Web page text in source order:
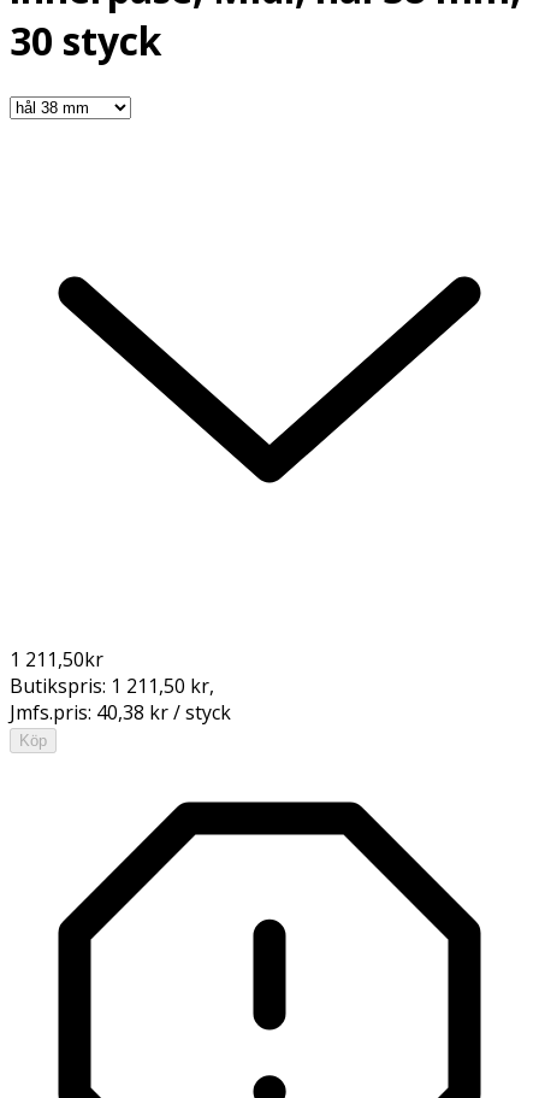
30 styck
1 211,50kr
Butikspris: 1 211,50 kr,
Jmfs.pris: 40,38 kr / styck
Köp